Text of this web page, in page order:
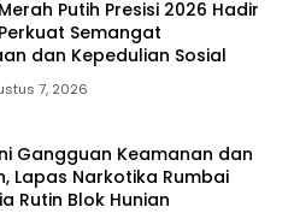
Putih Presisi 2026 Hadir
Semangat
dan Kepedulian Sosial
7, 2026
Gangguan Keamanan dan
Lapas Narkotika Rumbai
Rutin Blok Hunian